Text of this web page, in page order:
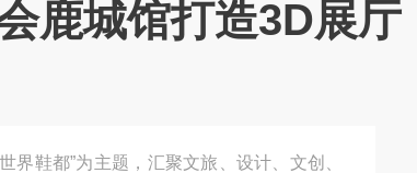
鹿城馆打造3D展厅
鞋都”为主题，汇聚文旅、设计、文创、